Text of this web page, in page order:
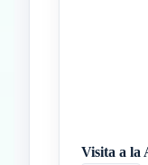
Visita a la